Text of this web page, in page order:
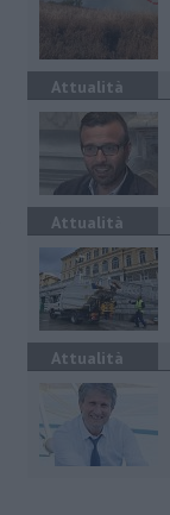
Attualità
Attualità
Attualità